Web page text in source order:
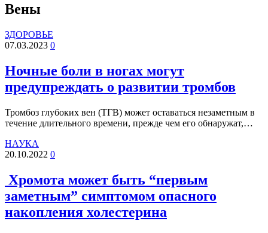
Вены
ЗДОРОВЬЕ
07.03.2023 0
Ночные боли в ногах могут
предупреждать о развитии тромбов
Тромбоз глубоких вен (ТГВ) может оставаться незаметным в
течение длительного времени, прежде чем его обнаружат,…
НАУКА
20.10.2022 0
Хромота может быть “первым
заметным” симптомом опасного
накопления холестерина